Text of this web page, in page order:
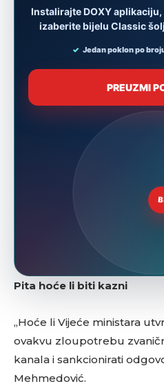
Pita hoće li biti kazni
„Hoće li Vijeće ministara
ovakvu zloupotrebu
kanala i sankcionirati
Mehmedović.